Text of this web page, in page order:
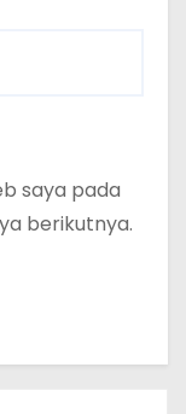
saya pada
berikutnya.